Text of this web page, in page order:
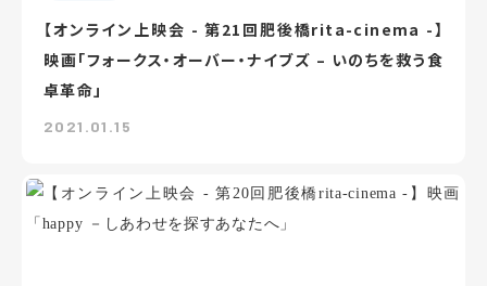
【オンライン上映会 - 第21回肥後橋rita-cinema -】
映画「フォークス・オーバー・ナイブズ – いのちを救う食
卓革命」
2021.01.15